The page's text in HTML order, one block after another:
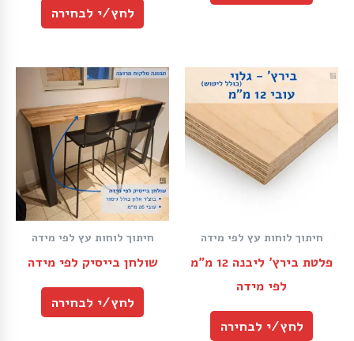
לחץ/י לבחירה
חיתוך לוחות עץ לפי מידה
פלטת בירץ׳ ליבנה 12 מ״מ
לפי מידה
לחץ/י לבחירה
חיתוך לוחות עץ לפי מידה
שולחן בייסיק לפי מידה
לחץ/י לבחירה